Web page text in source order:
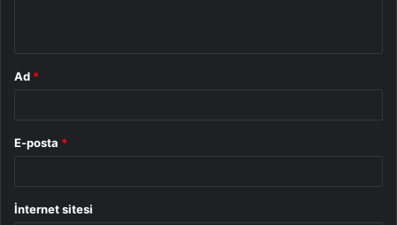
Ad *
E-posta *
İnternet sitesi